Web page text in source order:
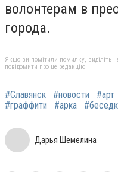
волонтерам в
города.
Якщо ви помітили помилку, виділіть
повідомити про це редакцію
#Славянск #новости #арт
#граффити
#арка
Дарья Шемелина